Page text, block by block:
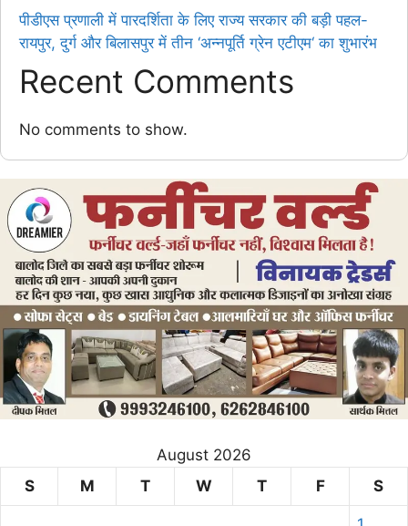
पीडीएस प्रणाली में पारदर्शिता के लिए राज्य सरकार की बड़ी पहल-
रायपुर, दुर्ग और बिलासपुर में तीन ‘अन्नपूर्ति ग्रेन एटीएम‘ का शुभारंभ
Recent Comments
No comments to show.
August 2026
S
M T W T F S